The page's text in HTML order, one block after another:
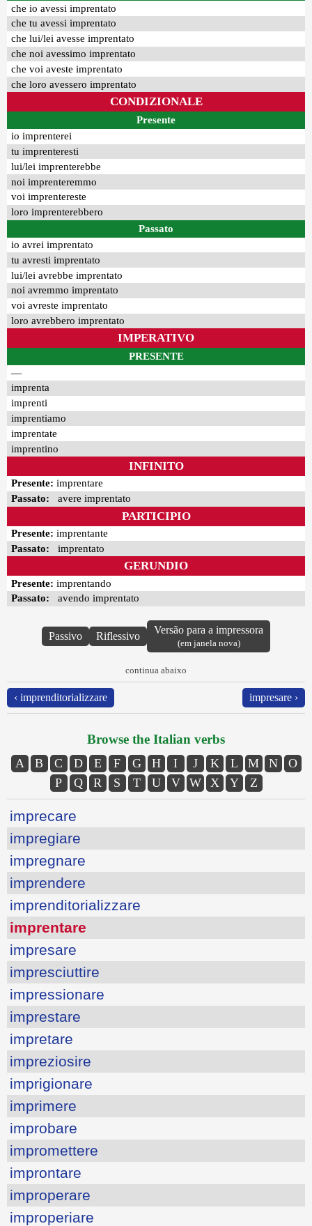
che io avessi imprentato
che tu avessi imprentato
che lui/lei avesse imprentato
che noi avessimo imprentato
che voi aveste imprentato
che loro avessero imprentato
CONDIZIONALE
Presente
io imprenterei
tu imprenteresti
lui/lei imprenterebbe
noi imprenteremmo
voi imprentereste
loro imprenterebbero
Passato
io avrei imprentato
tu avresti imprentato
lui/lei avrebbe imprentato
noi avremmo imprentato
voi avreste imprentato
loro avrebbero imprentato
IMPERATIVO
PRESENTE
—
imprenta
imprenti
imprentiamo
imprentate
imprentino
INFINITO
Presente: imprentare
Passato: avere imprentato
PARTICIPIO
Presente: imprentante
Passato: imprentato
GERUNDIO
Presente: imprentando
Passato: avendo imprentato
Passivo Riflessivo
Versão para a impressora
(em janela nova)
continua abaixo
‹ imprenditorializzare impresare ›
Browse the Italian verbs
A B C D E F G H I J K L M N
O
P
Q R S T U V W X Y Z
imprecare
impregiare
impregnare
imprendere
imprenditorializzare
imprentare
impresare
impresciuttire
impressionare
imprestare
impretare
impreziosire
imprigionare
imprimere
improbare
impromettere
improntare
improperare
improperiare